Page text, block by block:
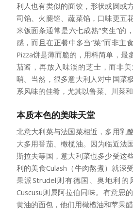
利人也有类似的面饺，形状或圆或
司馅、火腿馅、蔬菜馅，口味更五
米饭面条通常是六七成熟“夹生”的
感，而且在正餐中多当“菜”而非主
Pizza饼是薄而脆的，用料简单，最
茄酱，再放入味淡的芝士，而非
哨。当然，很多意大利人对中国菜
系风味的佳肴，尤其以鲁菜、川菜和
本质本色的美味天堂
北意大利菜与法国菜相近，多用乳
大多用番茄、橄榄油。因为临近法
斯拉夫等国，意大利菜也多少受这
利的美食Culash（牛肉熬煮）就深
果派Strudel则有德国、奥地利的
Cuscusu则属阿拉伯同味。有意思
黄油的面包，他们用橄榄油和苹果醋